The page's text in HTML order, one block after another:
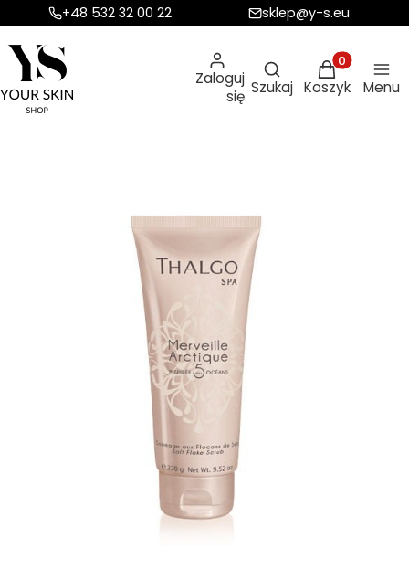
+48 532 32 00 22 sklep@y-s.eu
Zaloguj
się
Otwórz
Szukaj
Produkty w
Koszyk Menu